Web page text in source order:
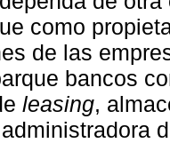
como
de las
bancos
leasing,